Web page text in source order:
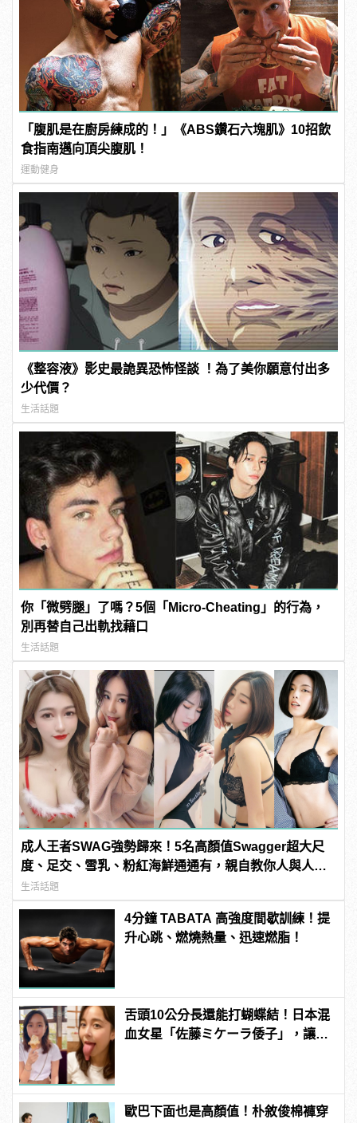
「腹肌是在廚房練成的！」《ABS鑽石六塊肌》10招飲
食指南邁向頂尖腹肌！
運動健身
《整容液》影史最詭異恐怖怪談 ！為了美你願意付出多
少代價？
生活話題
你「微劈腿」了嗎？5個「Micro-Cheating」的行為，
別再替自己出軌找藉口
生活話題
成人王者SWAG強勢歸來！5名高顏值Swagger超大尺
度、足交、雪乳、粉紅海鮮通通有，親自教你人與人的
連結！ | manfashion這樣變型男
生活話題
4分鐘 TABATA 高強度間歇訓練！提
升心跳、燃燒熱量、迅速燃脂！
舌頭10公分長還能打蝴蝶結！日本混
血女星「佐藤ミケーラ倭子」，讓人
歐巴下面也是高顏值！朴敘俊棉褲穿